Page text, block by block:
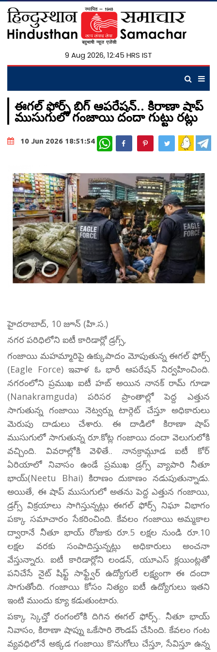
9 Aug 2026, 12:45 HRS IST
ఈగల్ ఫోర్స్ బిగ్ ఆపరేషన్.. కిరాణా షాప్
ముసుగులో గంజాయి దందా గుట్టు రట్లు
10 Jun 2026 18:51:54 WhatsApp
హైదరాబాద్, 10 జూన్ (హి.స.)
నగర పరిధిలోని ఐటీ కారిడార్లో డ్రగ్స్,
గంజాయి మహమ్మారిపై ఉక్కుపాదం మోపుతున్న ఈగల్ ఫోర్స్
(Eagle Force) ఇవాళ ఓ భారీ ఆపరేషన్ నిర్వహించింది.
నగరంలోని ప్రముఖ ఐటీ హబ్ అయిన నానక్ రామ్ గూడా
(Nanakramguda) పరిసర ప్రాంతాల్లో పెద్ద ఎత్తున
సాగుతున్న గంజాయి నెట్వర్ను టార్గెట్ చేస్తూ అధికారులు
మెరుపు దాడులు చేశారు. ఈ దాడిలో కిరాణా షాప్
ముసుగులో సాగుతున్న రూ.కోట్ల గంజాయి దందా వెలుగులోకి
వచ్చింది. వివరాల్లోకి వెళితే.. నానక్రామ్గూడ ఐటీ కోర్
ఏరియాలో నివాసం ఉండే ప్రముఖ డ్రగ్స్ వ్యాపారి నీతూ
భాయ్(Neetu Bhai) కిరాణం దుకాణం నడుపుతున్నాడు.
అయితే, ఈ షాప్ ముసుగులో అతను పెద్ద ఎత్తున గంజాయి,
డ్రగ్స్ విక్రయాలు సాగిస్తున్నట్లు ఈగల్ ఫోర్స్ నిఘా విభాగం
పక్కా సమాచారం సేకరించింది. కేవలం గంజాయి అమ్మకాల
ద్వారానే నీతూ భాయ్ రోజుకు రూ.5 లక్షల నుండి రూ.10
లక్షల వరకు సంపాదిస్తున్నట్లు అధికారులు అంచనా
వేస్తున్నారు. ఐటీ కారిడార్లోని లండన్, యూఎస్ క్లయింట్లతో
పనిచేసే నైట్ షిఫ్ట్ సాఫ్ట్వేర్ ఉద్యోగులే లక్ష్యంగా ఈ దందా
సాగుతోంది. గంజాయి కోసం నిత్యం ఐటీ ఉద్యోగులు ఇతని
ఇంటి ముందు క్యూ కడుతుంటారు.
పక్కా స్కెచ్తో రంగంలోకి దిగిన ఈగల్ ఫోర్స్.. నీతూ భాయ్
నివాసం, కిరాణా షాప్ను ఒకేసారి రౌండప్ చేసింది. కేవలం గంట
వ్యవధిలోనే అక్కడ గంజాయి కొనుగోలు చేస్తూ, సేవిస్తూ ఉన్న